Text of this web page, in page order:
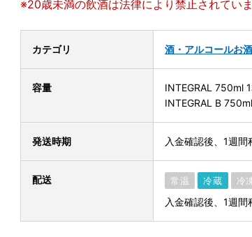
※20歳未満の飲酒は法律により禁止されてい
カテゴリ 酒・アルコールお
容量
INTEGRAL 750ml
INTEGRAL B
発送時期 入金確認後、1週間
配送 常温 冷蔵 冷
入金確認後、1週間